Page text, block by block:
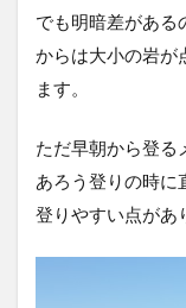
でも明暗差がある
からは大小の岩が
ます。
ただ早朝から登る
あろう登りの時に
登りやすい点があ